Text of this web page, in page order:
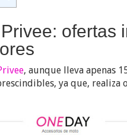
ofertas
, aunque lleva apenas
ya que, realiza